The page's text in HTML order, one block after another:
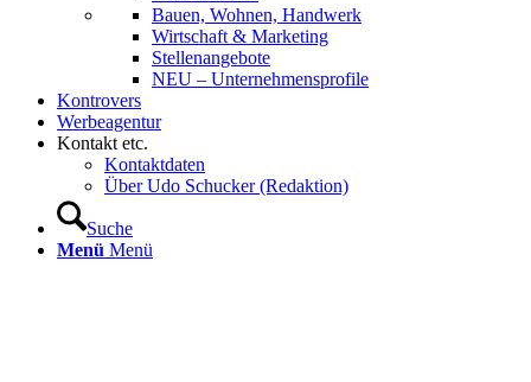
Bauen, Wohnen, Handwerk
Wirtschaft & Marketing
Stellenangebote
NEU – Unternehmens­profile
Kontrovers
Werbeagentur
Kontakt etc.
Kontaktdaten
Über Udo Schucker (Redaktion)
Suche
Menü Menü